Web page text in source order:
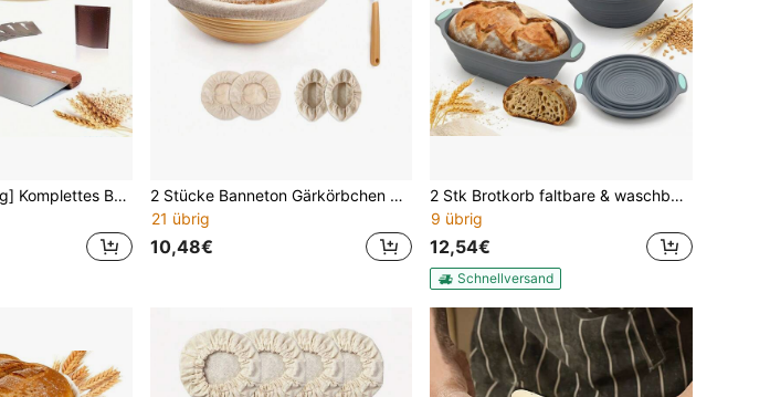
[Schnelle Lieferung] Komplettes Brotbackwerkzeug-Set: 23 cm runder natürlicher Rattan Gärkorb-Set, inklusive Lame, Teigschaber und Leineneinlage - ideal für Heim- und Profibäcker
2 Stücke Banneton Gärkörbchen Set - 9 Zoll rund und 10 Zoll oval natürlicher Weiden Banneton Brotgärkörbchen - beinhaltet 6 Leineneinsätze - Reinigungsbürste - Sauerteig Backzubehör
21 übrig
10,48€
2 Stk Brotkorb faltbare & waschbare Silikon Gärkörbchen (rund & oval) Brot Gärkorb: 30cm Gärkörbchen Oval + 28cm Gärkörbchen Rund, Backform Klappbare Baguette Brotbackform Hitzebeständig 230°C Spülmaschinenfest Backen Zubehör, brotbacken starter set backen geschenke für brotbäcker
9 übrig
12,54€
Schnellversand